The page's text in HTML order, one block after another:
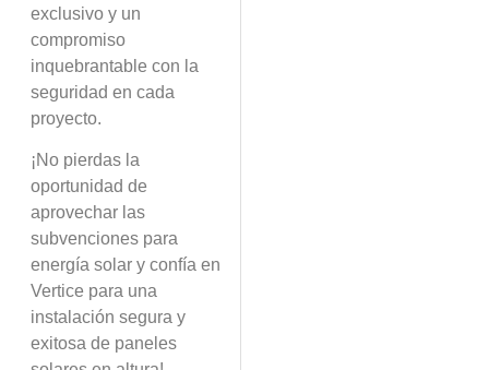
exclusivo y un
compromiso
inquebrantable con la
seguridad en cada
proyecto.
¡No pierdas la
oportunidad de
aprovechar las
subvenciones para
energía solar y confía en
Vertice para una
instalación segura y
exitosa de paneles